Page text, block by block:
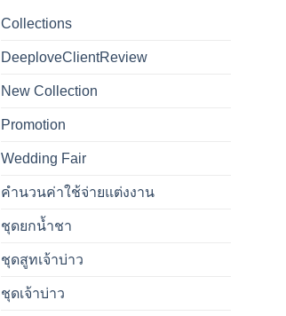
Collections
DeeploveClientReview
New Collection
Promotion
Wedding Fair
คำนวนค่าใช้จ่ายแต่งงาน
ชุดยกน้ำชา
ชุดสูทเจ้าบ่าว
ชุดเจ้าบ่าว